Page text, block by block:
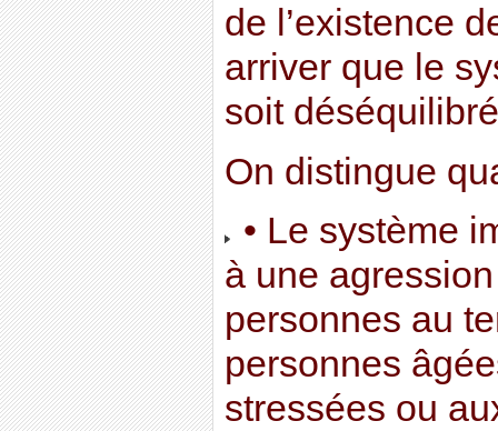
de l’existence
arriver que le
soit
On distingue
• Le système
à une
personnes au
personnes
stressées ou